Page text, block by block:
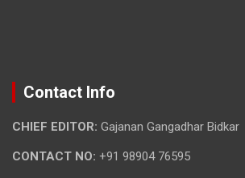
Contact Info
CHIEF EDITOR: Gajanan Gangadhar Bidkar
CONTACT NO: +91 98904 76595